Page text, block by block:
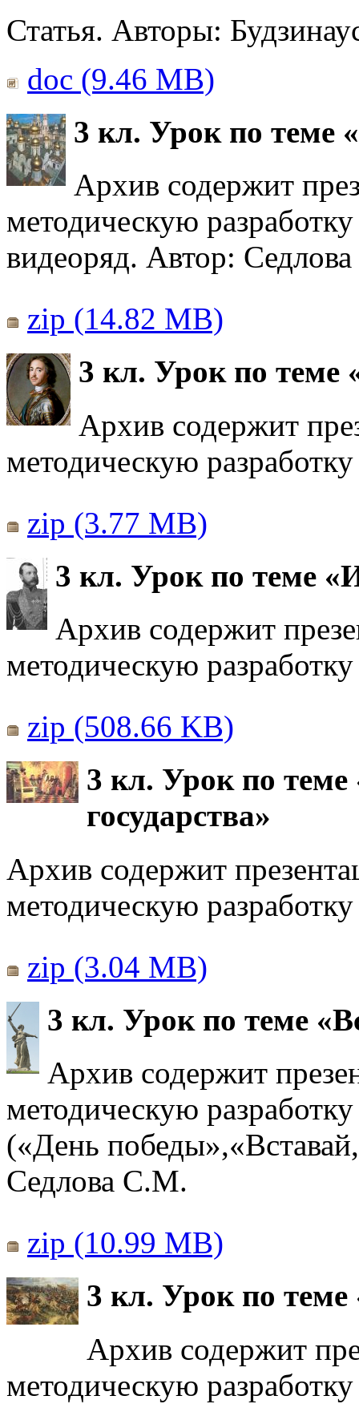
Статья. Авторы:
doc (9.46 MB)
3 кл. Урок по теме
Архив содержит
методическую
видеоряд. Автор:
zip (14.82 MB)
3 кл. Урок по теме
Архив содержит
методическую
zip (3.77 MB)
3 кл. Урок по теме
Архив содержит
методическую
zip (508.66 KB)
3 кл. Урок по
государства»
Архив содержит
методическую
zip (3.04 MB)
3 кл. Урок по теме
Архив содержит
методическую
(«День
Седлова С.М.
zip (10.99 MB)
3 кл. Урок по теме
Архив содержит
методическую